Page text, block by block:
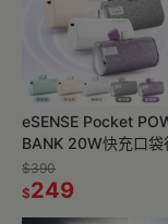
eSENSE Pocket
BANK 20W快充口袋
Type-C接頭
$390
$249